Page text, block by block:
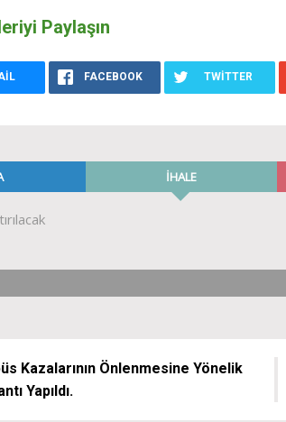
Paylaşın
FACEBOOK TWITTER
Kazalarının Önlenmesine Yönelik
Yapıldı.